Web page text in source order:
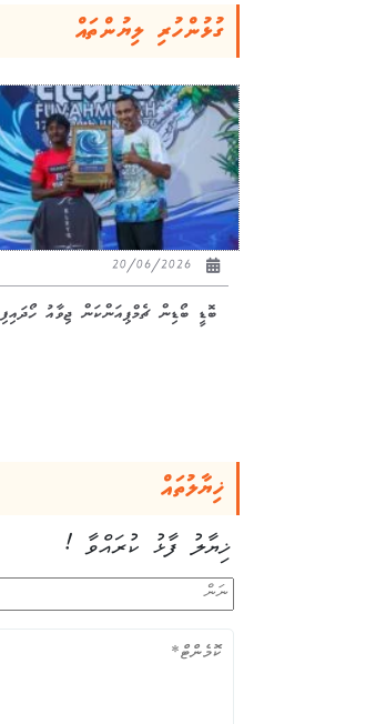
ގުޅުންހުރި ލިޔުންތައް
20/06/2026
ބޮޑީ ބޯޑިން ޗެމްޕިއަންކަން ޖިވާއު ހޯދައިފި
ޚިޔާލުތައް
ޚިޔާލު ފާޅު ކުރައްވާ !